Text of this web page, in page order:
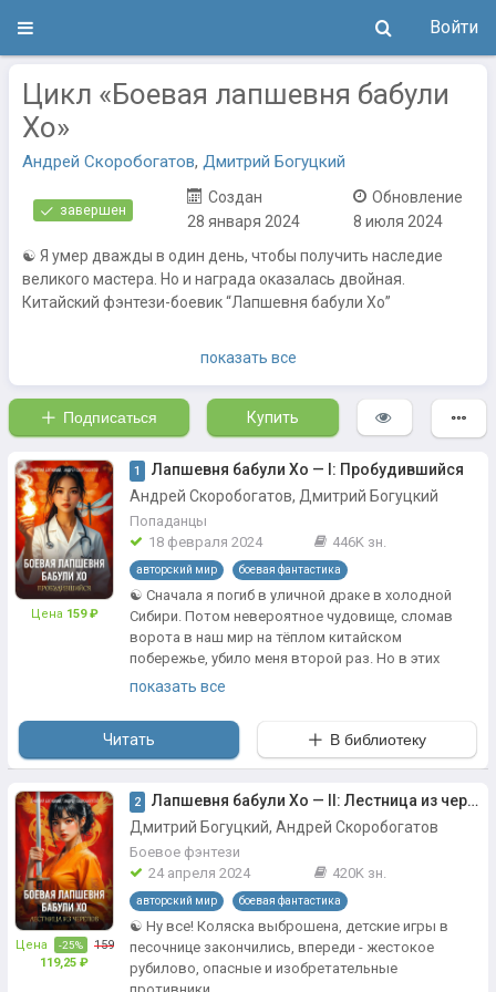
Войти
Цикл «Боевая лапшевня бабули
Хо»
Андрей Скоробогатов, Дмитрий Богуцкий
завершен
Создан
28 января 2024
Обновление
8 июля 2024
☯ Я умер дважды в один день, чтобы получить наследие
великого мастера. Но и награда оказалась двойная.
Китайский фэнтези-боевик “Лапшевня бабули Хо”
киберпанка, гаремника и ещё десятка других жанров и тегов
показать все
Подписаться Купить
Цена 159 ₽
1
Лапшевня бабули Хо — I: Пробудившийся
Андрей Скоробогатов, Дмитрий Богуцкий
Попаданцы
18 февраля 2024
446K зн.
авторский мир боевая фантастика
☯️ Сначала я погиб в уличной драке в холодной
Сибири. Потом невероятное чудовище, сломав
ворота в наш мир на тёплом китайском
побережье, убило меня второй раз. Но в этих
смертельных боях я выбил для себя ещё один
Шесть лет комы закончились, и что я вижу? Город
— незнакомый мегаполис с фонтанирующим
технологическом мире. Окруженный высоким
забором, город разделен десятком враждующих
кланов, голодные твари охотятся за энергией
неосторожных практиков, а в темных переулках
меня ищут бандиты в ярких пиджаках! С кучей
проблем немного примиряет только знаменитая
ци-лапша, которую подаёт в забегаловке могучая
бабуля Хо!
В награду за двойную смерть я получил сдвоенное
показать все
Читать В библиотеку
Цена -25%
159
119,25 ₽
2
Лапшевня бабули Хо — II: Лестница из черепов
Дмитрий Богуцкий, Андрей Скоробогатов
Боевое фэнтези
24 апреля 2024
420K зн.
авторский мир боевая фантастика
☯️ Ну все! Коляска выброшена, детские игры в
песочнице закончились, впереди - жестокое
рубилово, опасные и изобретательные